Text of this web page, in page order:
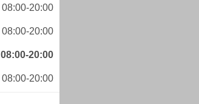
08:00-20:00
08:00-20:00
08:00-20:00
08:00-20:00